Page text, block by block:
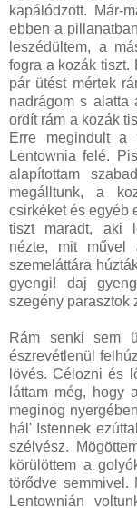
kapálódzott. Már-
ebben a
leszédültem, a
fogra a kozák tiszt.
pár ütést mértek
nadrágom s alatta
ordít rám a kozák
Erre megindult a
Lentownia felé.
alapítottam
megálltunk, a
csirkéket és egyéb
tiszt maradt, aki
nézte, mit művel
szemeláttára
gyengi! daj
szegény parasztok
Rám senki sem
észrevétlenül
lövés. Célozni és
láttam még, hogy
meginog
hál' Istennek
szélvész.
körülöttem a
törődve semmivel.
Lentownián